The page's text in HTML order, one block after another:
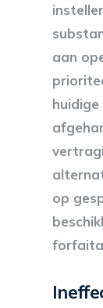
aan
op